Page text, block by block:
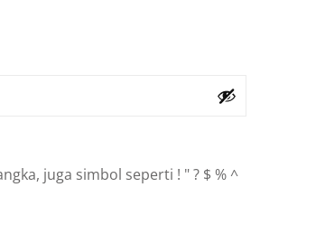
juga simbol seperti ! " ? $ % ^